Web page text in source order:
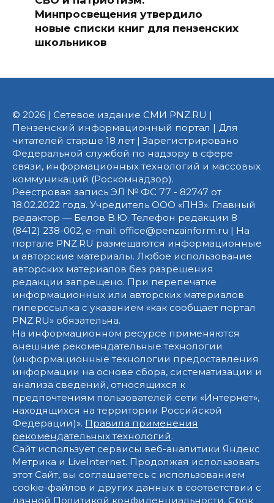
Минпросвещения утвердило
новые списки книг для пензенских
школьников
© 2026 | Сетевое издание СМИ PNZ.RU |
Пензенский информационный портал | Для
читателей старше 18 лет | Зарегистрировано
Федеральной службой по надзору в сфере
связи, информационных технологий и массовых
коммуникаций (Роскомнадзор).
Реестровая запись ЭЛ № ФС 77 - 82747 от
18.02.2022 года. Учредитель ООО «ПНЗ». Главный
редактор — Белов В.Ю. Телефон редакции 8
(8412) 238-002, e-mail: office@penzainform.ru | На
портале PNZ.RU размещаются информационные
и авторские материалы. Любое использование
авторских материалов без разрешения
редакции запрещено. При перепечатке
информационных или авторских материалов
гиперссылка с указанием «как сообщает портал
PNZ.RU» обязательна.
На информационном ресурсе применяются
внешние рекомендательные технологии
(информационные технологии предоставления
информации на основе сбора, систематизации и
анализа сведений, относящихся к
предпочтениям пользователей сети «Интернет»,
находящихся на территории Российской
Федерации)». Правила применения
рекомендательных технологий.
Сайт использует сервисы веб-аналитики Яндекс
Метрика и LiveInternet. Продолжая использовать
этот Сайт, вы соглашаетесь с использованием
cookie-файлов и других данных в соответствии с
данной Политикой конфиденциальности. Срок